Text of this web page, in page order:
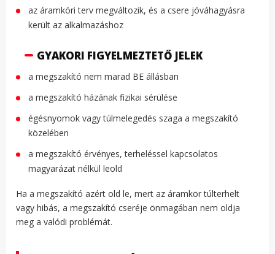
az áramköri terv megváltozik, és a csere jóváhagyásra
került az alkalmazáshoz
GYAKORI FIGYELMEZTETŐ JELEK
a megszakító nem marad BE állásban
a megszakító házának fizikai sérülése
égésnyomok vagy túlmelegedés szaga a megszakító
közelében
a megszakító érvényes, terheléssel kapcsolatos
magyarázat nélkül leold
Ha a megszakító azért old le, mert az áramkör túlterhelt
vagy hibás, a megszakító cseréje önmagában nem oldja
meg a valódi problémát.